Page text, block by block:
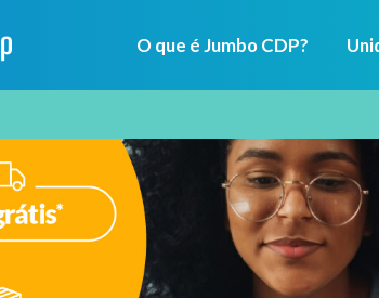
O que é Jumbo CDP?